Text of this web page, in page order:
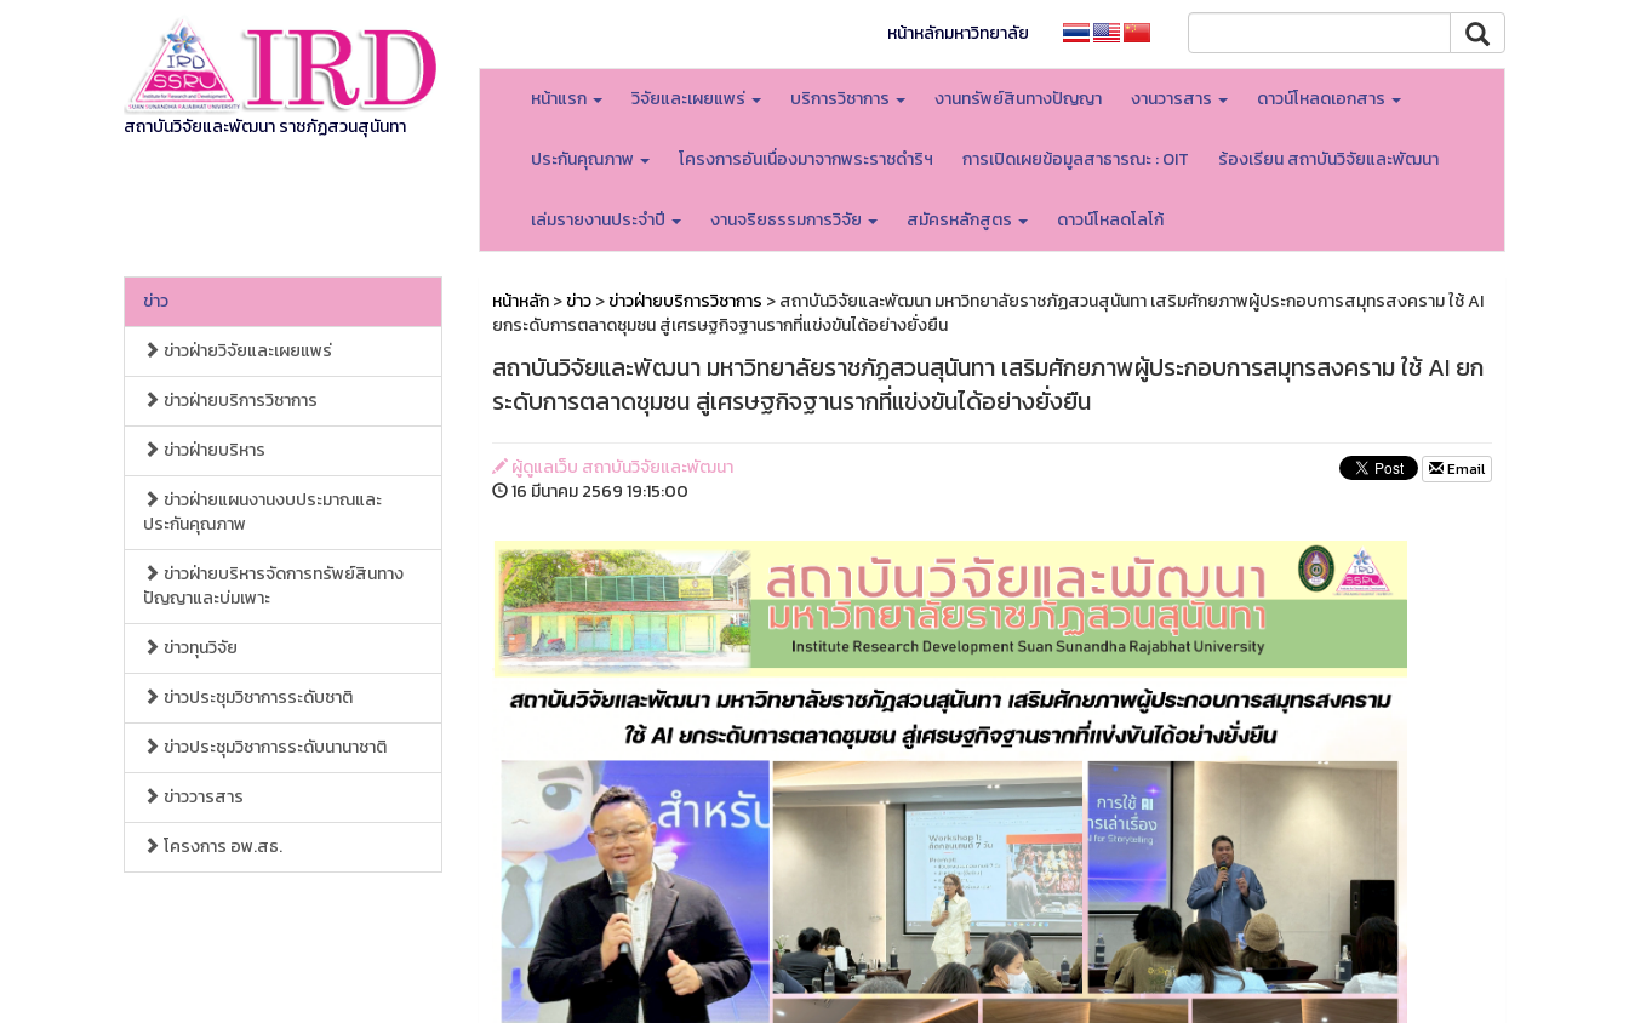
สถาบันวิจัยและพัฒนา ราชภัฏสวนสุนันทา
หน้าหลักมหาวิทยาลัย
หน้าแรก วิจัยและเผยแพร่ บริการวิชาการ งานทรัพย์สินทางปัญญา งานวารสาร ดาวน์โหลดเอกสาร
ประกันคุณภาพ โครงการอันเนื่องมาจากพระราชดำริฯ การเปิดเผยข้อมูลสาธารณะ : OIT ร้องเรียน สถาบันวิจัยและพัฒนา
เล่มรายงานประจำปี งานจริยธรรมการวิจัย สมัครหลักสูตร ดาวน์โหลดโลโก้
ข่าว
ข่าวฝ่ายวิจัยและเผยแพร่
ข่าวฝ่ายบริการวิชาการ
ข่าวฝ่ายบริหาร
ข่าวฝ่ายแผนงานงบประมาณและ
ประกันคุณภาพ
ข่าวฝ่ายบริหารจัดการทรัพย์สินทาง
ปัญญาและบ่มเพาะ
ข่าวทุนวิจัย
ข่าวประชุมวิชาการระดับชาติ
ข่าวประชุมวิชาการระดับนานาชาติ
ข่าววารสาร
โครงการ อพ.สธ.
หน้าหลัก>ข่าว>ข่าวฝ่ายบริการวิชาการ > สถาบันวิจัยและพัฒนา มหาวิทยาลัยราชภัฏสวนสุนันทา เสริมศักยภาพผู้ประกอบการสมุทรสงคราม ใช้ AI
ยกระดับการตลาดชุมชน สู่เศรษฐกิจฐานรากที่แข่งขันได้อย่างยั่งยืน
สถาบันวิจัยและพัฒนา มหาวิทยาลัยราชภัฏสวนสุนันทา เสริมศักยภาพผู้ประกอบการสมุทรสงคราม ใช้ AI ยก
ระดับการตลาดชุมชน สู่เศรษฐกิจฐานรากที่แข่งขันได้อย่างยั่งยืน
ผู้ดูแลเว็บ สถาบันวิจัยและพัฒนา
16 มีนาคม 2569 19:15:00
Email